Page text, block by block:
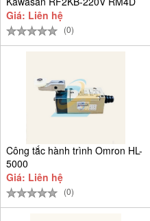
Giá: Liên hệ
(0)
Công tắc hành trình Omron HL-
5000
Giá: Liên hệ
(0)